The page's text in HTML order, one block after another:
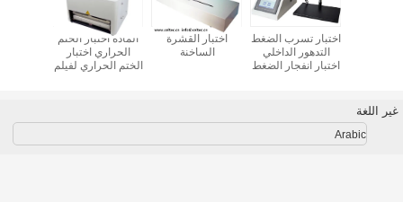
المادة اختبار الختم
الحراري اختبار
الختم الحراري لفيلم
اختبار القشرة
الساخنة
اختبار تسرب الضغط
التدهور الداخلي
اختبار انفجار الضغط
غير اللغة
Arabic